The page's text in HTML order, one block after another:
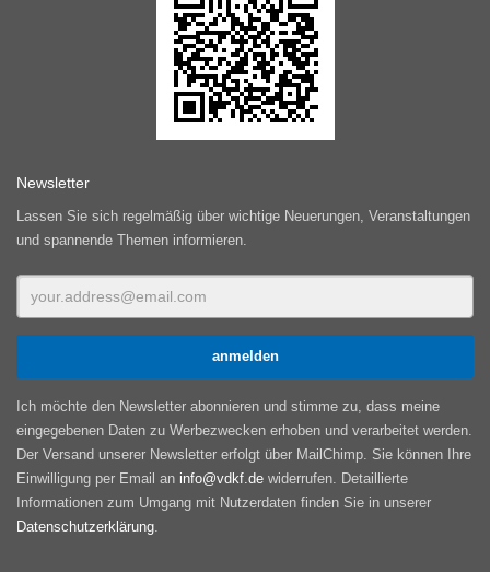
Newsletter
Lassen Sie sich regelmäßig über wichtige Neuerungen, Veranstaltungen
und spannende Themen informieren.
Ich möchte den Newsletter abonnieren und stimme zu, dass meine
eingegebenen Daten zu Werbezwecken erhoben und verarbeitet werden.
Der Versand unserer Newsletter erfolgt über MailChimp. Sie können Ihre
Einwilligung per Email an info@vdkf.de widerrufen. Detaillierte
Informationen zum Umgang mit Nutzerdaten finden Sie in unserer
Datenschutzerklärung